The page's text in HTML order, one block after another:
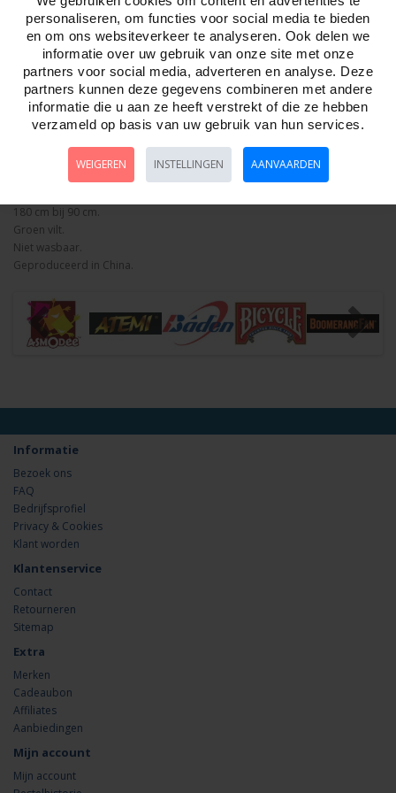
Aantal
Bestellen
180 cm bij 90 cm.
Groen vilt.
Niet wasbaar.
Geproduceerd in China.
Informatie
Bezoek ons
FAQ
Bedrijfsprofiel
Privacy & Cookies
Klant worden
Klantenservice
Contact
Retourneren
Sitemap
Extra
Merken
Cadeaubon
Affiliates
Aanbiedingen
Mijn account
Mijn account
personaliseren, om functies voor social media te bieden
en om ons websiteverkeer te analyseren. Ook delen we
informatie over uw gebruik van onze site met onze
partners voor social media, adverteren en analyse. Deze
partners kunnen deze gegevens combineren met andere
informatie die u aan ze heeft verstrekt of die ze hebben
verzameld op basis van uw gebruik van hun services.
WEIGEREN INSTELLINGEN AANVAARDEN